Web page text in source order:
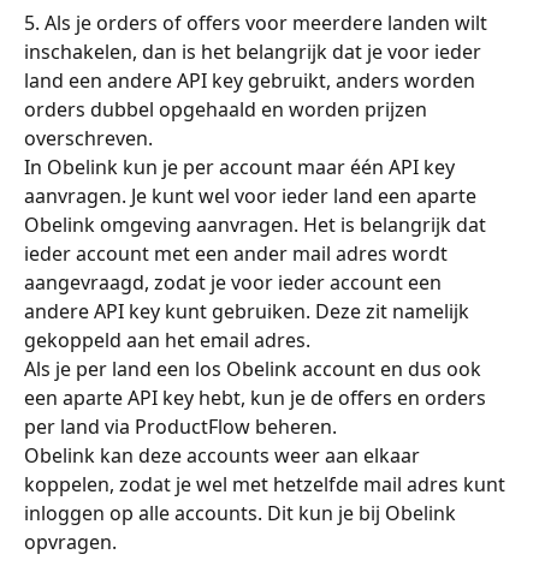
5. Als je orders of offers voor meerdere landen wilt
inschakelen, dan is het belangrijk dat je voor ieder
land een andere API key gebruikt, anders worden
orders dubbel opgehaald en worden prijzen
overschreven.
In Obelink kun je per account maar één API key
aanvragen. Je kunt wel voor ieder land een aparte
Obelink omgeving aanvragen. Het is belangrijk dat
ieder account met een ander mail adres wordt
aangevraagd, zodat je voor ieder account een
andere API key kunt gebruiken. Deze zit namelijk
gekoppeld aan het email adres.
Als je per land een los Obelink account en dus ook
een aparte API key hebt, kun je de offers en orders
per land via ProductFlow beheren.
Obelink kan deze accounts weer aan elkaar
koppelen, zodat je wel met hetzelfde mail adres kunt
inloggen op alle accounts. Dit kun je bij Obelink
opvragen.